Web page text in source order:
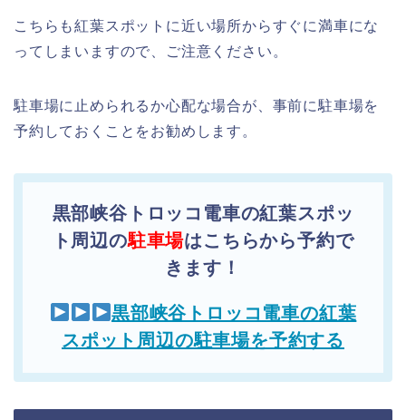
こちらも紅葉スポットに近い場所からすぐに満車にな
ってしまいますので、ご注意ください。
駐車場に止められるか心配な場合が、事前に駐車場を
予約しておくことをお勧めします。
黒部峡谷トロッコ電車の紅葉スポッ
ト周辺の駐車場はこちらから予約で
きます！
黒部峡谷トロッコ電車の紅葉
スポット周辺の駐車場を予約する